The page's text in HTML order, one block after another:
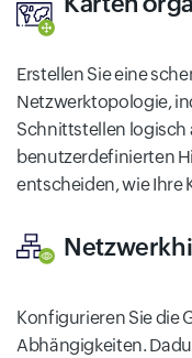
Erstellen Sie eine
Netzwerktopologie,
Schnittstellen
benutzerdefinierten
entscheiden, wie Ihre
Konfigurieren Sie die
Abhängigkeiten.